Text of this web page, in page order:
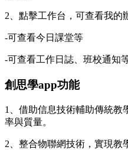
2、點擊工作台，可查看我的
-可查看今日課堂等
-可查看工作日誌、班校通知
創思學app功能
1、借助信息技術輔助傳統教
率與質量。
2、整合物聯網技術，實現教